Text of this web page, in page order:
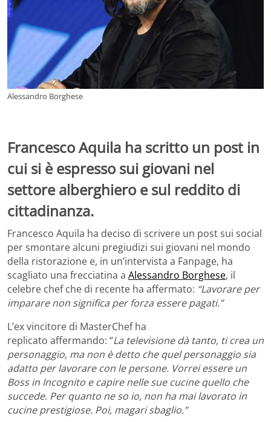
Alessandro Borghese
Francesco Aquila ha scritto un post in
cui si è espresso sui giovani nel
settore alberghiero e sul reddito di
cittadinanza.
Francesco Aquila ha deciso di scrivere un post sui social
per smontare alcuni pregiudizi sui giovani nel mondo
della ristorazione e, in un’intervista a Fanpage, ha
scagliato una frecciatina a Alessandro Borghese, il
celebre chef che di recente ha affermato: “Lavorare per
imparare non significa per forza essere pagati.”
L’ex vincitore di MasterChef ha
replicato affermando: “La televisione dà tanto, ti crea un
personaggio, ma non è detto che quel personaggio sia
adatto per lavorare con le persone. Vorrei essere un
Boss in Incognito e capire nelle sue cucine quello che
succede. Per quanto ne so io, non ha mai lavorato in
cucine prestigiose. Poi, magari sbaglio.”